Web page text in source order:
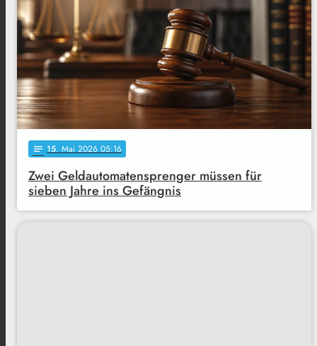
notes 15. Mai 2026 05:16
Zwei Geldautomatensprenger müssen für
sieben Jahre ins Gefängnis